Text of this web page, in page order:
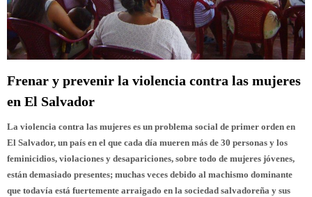
Frenar y prevenir la violencia contra las mujeres
en El Salvador
La violencia contra las mujeres es un problema social de primer orden en
El Salvador, un país en el que cada día mueren más de 30 personas y los
feminicidios, violaciones y desapariciones, sobre todo de mujeres jóvenes,
están demasiado presentes; muchas veces debido al machismo dominante
que todavía está fuertemente arraigado en la sociedad salvadoreña y sus